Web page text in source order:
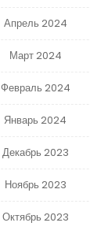
Апрель 2024
Март 2024
Февраль 2024
Январь 2024
Декабрь 2023
Ноябрь 2023
Октябрь 2023